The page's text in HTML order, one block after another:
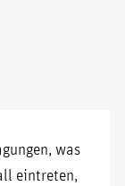
was
eintreten,